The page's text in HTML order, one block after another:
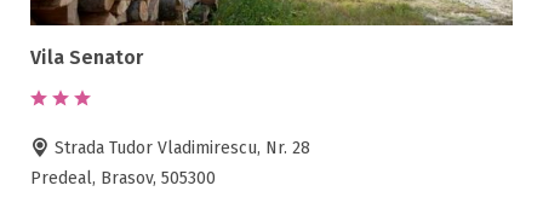
Vila Senator
Strada Tudor Vladimirescu, Nr. 28
Predeal, Brasov, 505300